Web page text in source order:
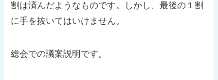
割は済んだようなものです。しかし、最後の１割
に手を抜いてはいけません。
総会での議案説明です。